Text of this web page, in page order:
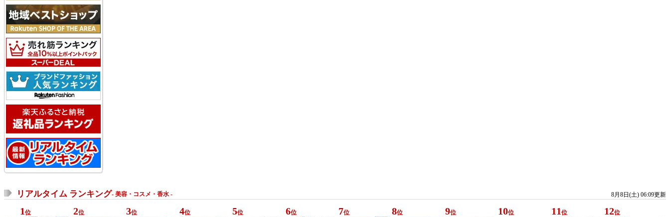
リアルタイム ランキング- 美容・コスメ・香水 - 8月8日(土) 06:09更新
1 位 2位 3位 4位 5位 6位 7位 8位 9位 10位 11 位 12位